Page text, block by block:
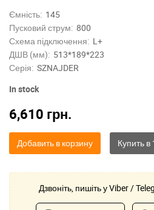
Ємність: 145
Пусковий струм: 800
Схема підключення: L+
ДШВ (мм): 513*189*223
Серія: SZNAJDER
In stock
6,610 грн.
Добавить в корзину
Дзвоніть, пишіть у Viber /